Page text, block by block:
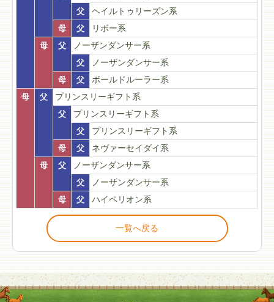
父
ヘイルトゥリーズン系
母
父
リボー系
母
父
ノーザンダンサー系
父
ノーザンダンサー系
母
父
ボールドルーラー系
母
父
プリンスリーギフト系
父
プリンスリーギフト系
父
プリンスリーギフト系
母
父
ネヴァーセイダイ系
母
父
ノーザンダンサー系
父
ノーザンダンサー系
母
父 ハイペリオン系
一覧へ戻る